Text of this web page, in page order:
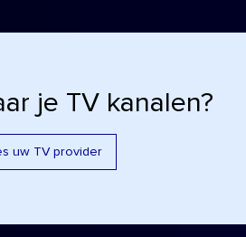
je TV kanalen?
uw TV provider